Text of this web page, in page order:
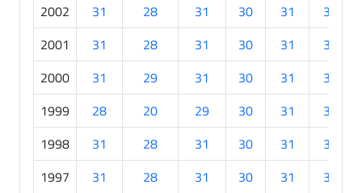
2002
31 28 31 30 31
30
2001
31 28 31 30 31
30
2000
31 29 31 30 31
30
1999
28 20 29 30 31
30
1998
31 28 31 30 31
30
1997
31 28 31 30 31
30